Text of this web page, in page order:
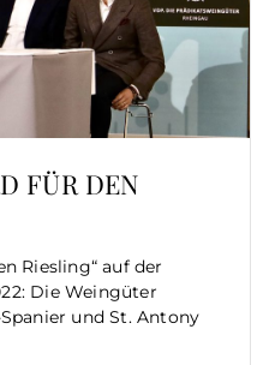
FÜR DEN
Riesling“ auf der
Die Weingüter
und St. Antony